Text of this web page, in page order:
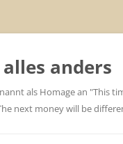
anders
als Homage an "This
next money will be